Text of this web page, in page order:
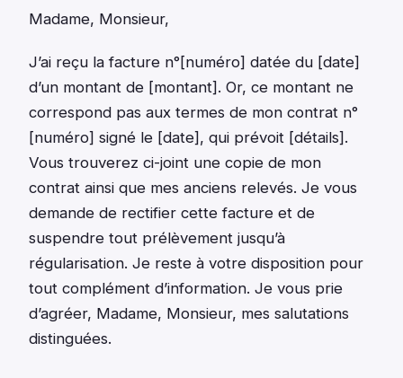
Madame, Monsieur,
J’ai reçu la facture n°[numéro] datée du [date]
d’un montant de [montant]. Or, ce montant ne
correspond pas aux termes de mon contrat n°
[numéro] signé le [date], qui prévoit [détails].
Vous trouverez ci-joint une copie de mon
contrat ainsi que mes anciens relevés. Je vous
demande de rectifier cette facture et de
suspendre tout prélèvement jusqu’à
régularisation. Je reste à votre disposition pour
tout complément d’information. Je vous prie
d’agréer, Madame, Monsieur, mes salutations
distinguées.